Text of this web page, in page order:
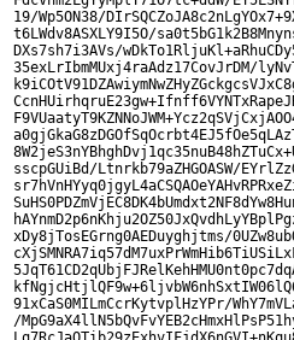
19/Wp5ON38/
t6LWdv8ASXLY9I5O/
DXs7sh7i3AVs/
35exLrIbmMUxj4raAdz17CovJrDM/
sscpGUiBd/Ltnrkb79aZHGOASW/
xDy8jTosEGrng0AEDuyghjtms/
91xCaS0MILmCcrKytvplHzYPr/
/